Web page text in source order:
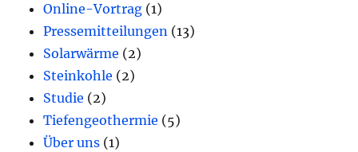
Online-Vortrag (1)
Pressemitteilungen (13)
Solarwärme (2)
Steinkohle (2)
Studie (2)
Tiefengeothermie (5)
Über uns (1)